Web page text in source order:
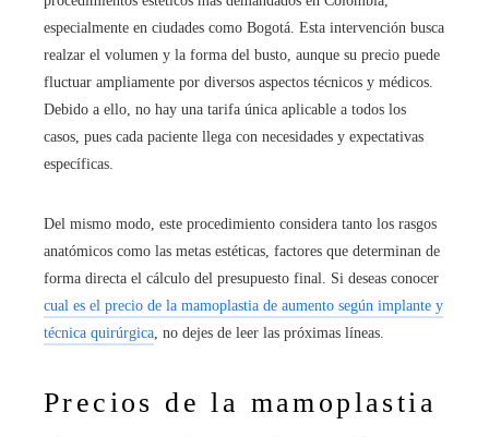
especialmente en ciudades como Bogotá. Esta intervención busca
realzar el volumen y la forma del busto, aunque su precio puede
fluctuar ampliamente por diversos aspectos técnicos y médicos.
Debido a ello, no hay una tarifa única aplicable a todos los
casos, pues cada paciente llega con necesidades y expectativas
específicas.
Del mismo modo, este procedimiento considera tanto los rasgos
anatómicos como las metas estéticas, factores que determinan de
forma directa el cálculo del presupuesto final. Si deseas conocer
cual es el precio de la mamoplastia de aumento según implante y
técnica quirúrgica, no dejes de leer las próximas líneas.
Precios de la mamoplastia